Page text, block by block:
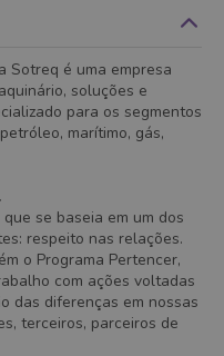
Sotreq é uma empresa
soluções e
para os segmentos
marítimo, gás,
se baseia em um dos
respeito nas relações.
o Programa Pertencer,
com ações voltadas
das diferenças em nossas
terceiros, parceiros de